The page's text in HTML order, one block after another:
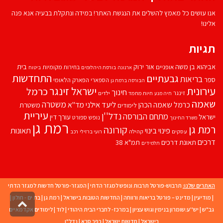
אנו עושים כל מאמץ להשלים את הנגשת האתר! במידה ונתקלת בבעיה אנא פנה
אלינו!
תגיות
אביהוא בן משהאופניים אור ירוק ארנונה בורסת היהלומים בחירות מקומיות ביטוח בית
ספרבריאותגבעתיים הבורסה ברמת גן הספארי הפארק הלאומי התחדשות
עירוניתזינגר חיה מנע חיות מחמד חינוך ילדים ישראל זינגרכרמל
שאמה כרמל שאמה הכהן לימודים ליעד אילנימד''אמשטרה משטרת
ישראל משרד החינוך מתחם הבורסהנדל''ן נופש ספורט עורך דין עיריית
רמת גן עסקים פינוי בינוי קהילה קורונה רועי ברזילי רכב רמת גן תאונות
דרכים תאונת דרכים תלמידים תמ"א 38
האתרים שלנו: תרבוש-פורטל תרבות ונופש למגזר הדתי | המגזר-פורטל חדשות למגזר הדתי
| מודיעין | מדינט – פורטל בריאות ורווחה | החדשות הטובות בישראל | רמת גן | בת ים - חולון |
גב"ש | יש''ע:שומרון בנימין וגוש עציון | במרכז- לחברי הבית היהודי |לוד |לימודים אקדמאיים
בישראל | חדשות ישראל | כפר סבא | נדל"ן